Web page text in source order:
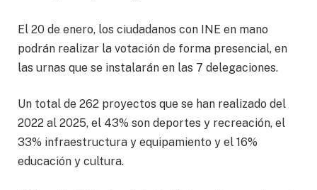
El 20 de enero, los ciudadanos con INE en mano
podrán realizar la votación de forma presencial, en
las urnas que se instalarán en las 7 delegaciones.
Un total de 262 proyectos que se han realizado del
2022 al 2025, el 43% son deportes y recreación, el
33% infraestructura y equipamiento y el 16%
educación y cultura.